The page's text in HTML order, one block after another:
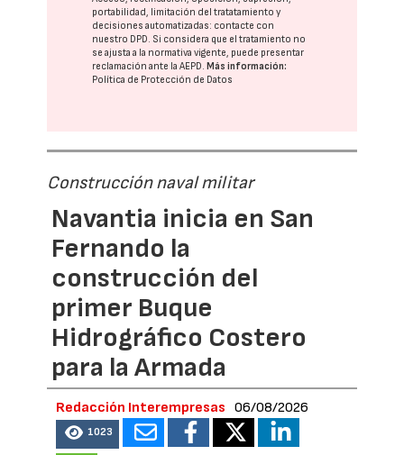
portabilidad, limitación del tratatamiento y
decisiones automatizadas: contacte con
nuestro DPD. Si considera que el tratamiento no
se ajusta a la normativa vigente, puede presentar
reclamación ante laAEPD. Más información:
Política de Protección de Datos
Construcción naval militar
Navantia inicia en San
Fernando la
construcción del
primer Buque
Hidrográfico Costero
para la Armada
Redacción Interempresas 06/08/2026
1023